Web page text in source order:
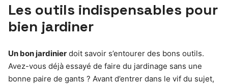
Les outils indispensables pour
bien jardiner
Un bon jardinier doit savoir s’entourer des bons outils.
Avez-vous déjà essayé de faire du jardinage sans une
bonne paire de gants ? Avant d’entrer dans le vif du sujet,